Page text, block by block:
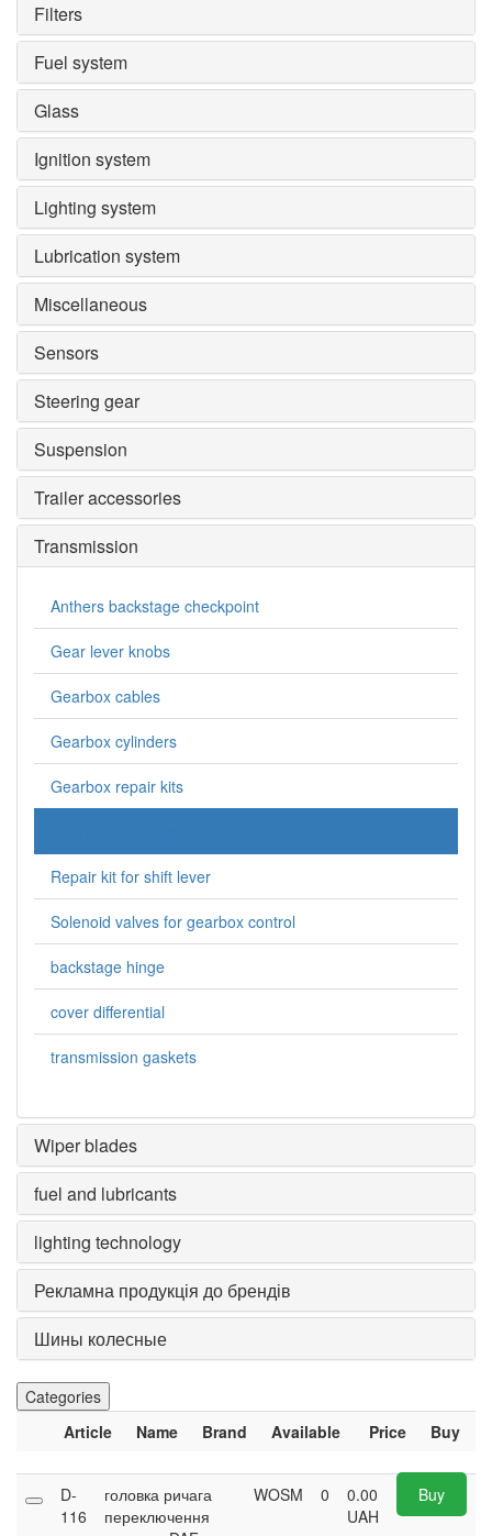
Filters
Fuel system
Glass
Ignition system
Lighting system
Lubrication system
Miscellaneous
Sensors
Steering gear
Suspension
Trailer accessories
Transmission
Anthers backstage checkpoint
Gear lever knobs
Gearbox cables
Gearbox cylinders
Gearbox repair kits
Repair kit for shift lever
Solenoid valves for gearbox control
backstage hinge
cover differential
transmission gaskets
Wiper blades
fuel and lubricants
lighting technology
Рекламна продукція до брендів
Шины колесные
Categories
Article
Name Brand Available Price Buy
D-
116
головка ричага
переключення
WOSM 0
0.00
UAH
Buy